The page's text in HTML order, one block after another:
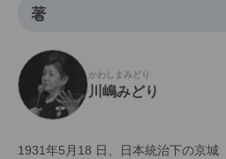
著
かわしまみどり
川嶋みどり
1931年5月18 日、日本統治下の京城